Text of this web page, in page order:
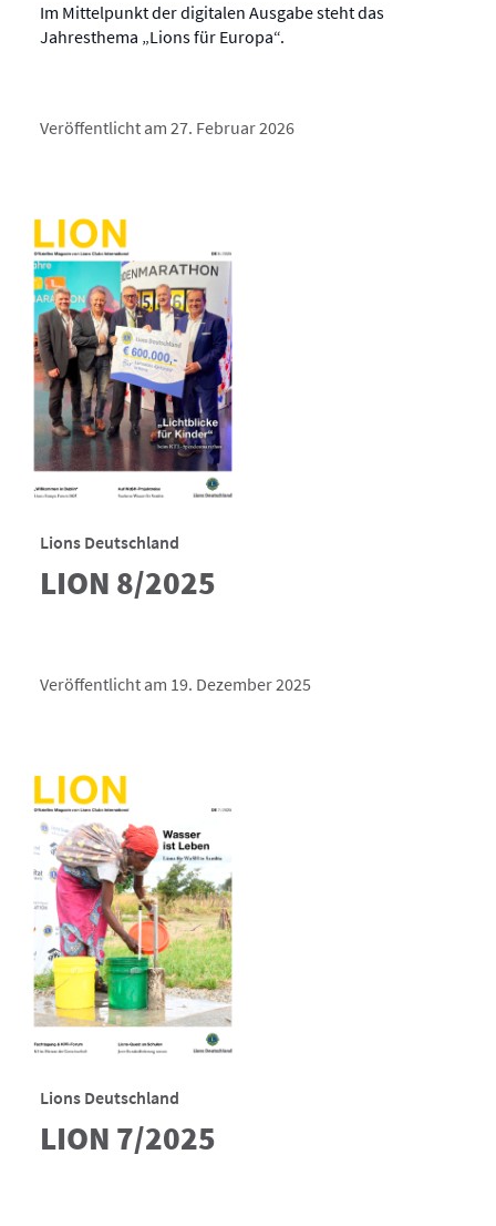
Im Mittelpunkt der digitalen Ausgabe steht das
Jahresthema „Lions für Europa“.
Veröffentlicht am 27. Februar 2026
Lions Deutschland
LION 8/2025
Veröffentlicht am 19. Dezember 2025
Lions Deutschland
LION 7/2025